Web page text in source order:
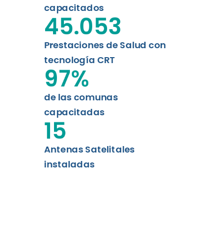
capacitados
Prestaciones de Salud con
tecnología CRT
45.053
de las comunas
capacitadas
97%
Antenas Satelitales
instaladas
15